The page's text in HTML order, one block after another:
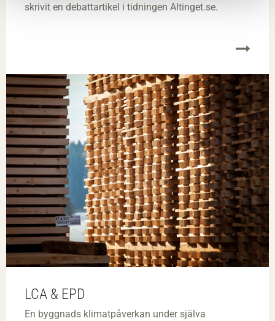
skrivit en debattartikel i tidningen Altinget.se.
LCA & EPD
En byggnads klimatpåverkan under själva